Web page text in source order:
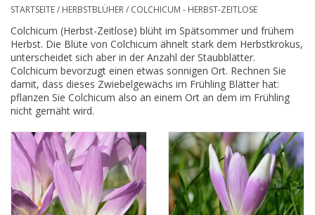
STARTSEITE/ HERBSTBLÜHER/ COLCHICUM - HERBST-ZEITLOSE
Colchicum (Herbst-Zeitlose) blüht im Spätsommer und frühem
Herbst. Die Blüte von Colchicum ähnelt stark dem Herbstkrokus,
unterscheidet sich aber in der Anzahl der Staubblätter.
Colchicum bevorzugt einen etwas sonnigen Ort. Rechnen Sie
damit, dass dieses Zwiebelgewächs im Frühling Blätter hat:
pflanzen Sie Colchicum also an einem Ort an dem im Frühling
nicht gemäht wird.